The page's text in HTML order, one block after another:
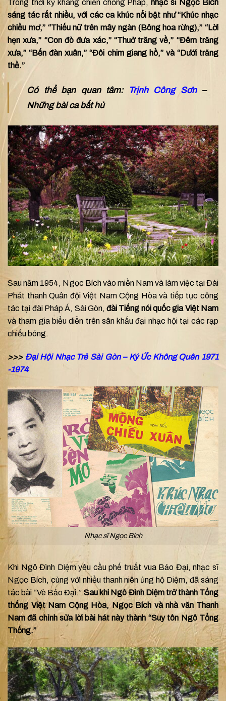
Trong thời kỳ kháng chiến chống Pháp,nhạc sĩ Ngọc Bích
sáng tác rất nhiều, với các ca khúc nổi bật như “Khúc nhạc
chiều mơ,” “Thiếu nữ trên mây ngàn (Bông hoa rừng),” “Lời
hẹn xưa,” “Con đò đưa xác,” “Thuở trăng về,” “Đêm trăng
xưa,” “Bến đàn xuân,” “Đôi chim giang hồ,” và “Dưới trăng
thề.”
Có thể bạn quan tâm: Trịnh Công Sơn–
Những bài ca bất hủ
Sau năm 1954, Ngọc Bích vào miền Nam và làm việc tại Đài
Phát thanh Quân đội Việt Nam Cộng Hòa và tiếp tục công
tác tại đài Pháp Á, Sài Gòn,đài Tiếng nói quốc gia Việt Nam
và tham gia biểu diễn trên sân khấu đại nhạc hội tại các rạp
chiếu bóng.
>>> Đại Hội Nhạc Trẻ Sài Gòn – Ký Ức Không Quên 1971
-1974
Nhạc sĩ Ngọc Bích
Khi Ngô Đình Diệm yêu cầu phế truất vua Bảo Đại, nhạc sĩ
Ngọc Bích, cùng với nhiều thanh niên ủng hộ Diệm, đã sáng
tác bài “Vè Bảo Đại.”Sau khi Ngô Đình Diệm trở thành Tổng
thống Việt Nam Cộng Hòa, Ngọc Bích và nhà văn Thanh
Nam đã chỉnh sửa lời bài hát này thành “Suy tôn Ngô Tổng
Thống.”